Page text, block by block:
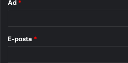
Ad *
E-posta *